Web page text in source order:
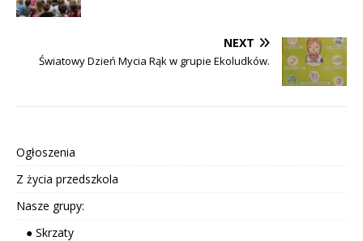
NEXT
Światowy Dzień Mycia Rąk w grupie Ekoludków.
Ogłoszenia
Z życia przedszkola
Nasze grupy:
● Skrzaty